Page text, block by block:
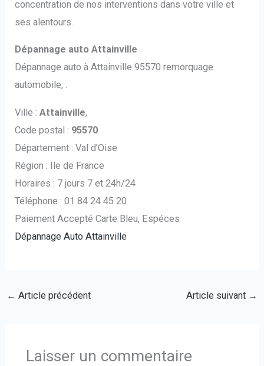
concentration de nos interventions dans votre ville et
ses alentours.
Dépannage auto Attainville
Dépannage auto à Attainville 95570 remorquage
automobile, .
Ville :Attainville,
Code postal : 95570
Département : Val d’Oise
Région : Ile de France
Horaires : 7 jours 7 et 24h/24
Téléphone : 01 84 24 45 20
Paiement Accepté Carte Bleu, Espéces
Dépannage Auto Attainville
← Article précédent Article suivant →
Laisser un commentaire